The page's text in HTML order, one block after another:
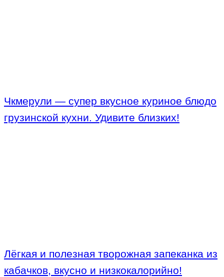
Чкмерули — супер вкусное куриное блюдо
грузинской кухни. Удивите близких!
Лёгкая и полезная творожная запеканка из
кабачков, вкусно и низкокалорийно!